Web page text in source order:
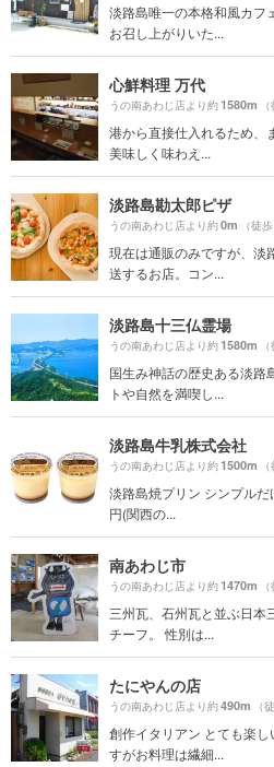
淡路島唯一の本格和風カフ
お召し上がりいた...
心鮮料理 万代
うの南あわじ店より約1580m
港から直接仕入れるため、
美味しく味わえ...
淡路島勘太郎ピザ
うの南あわじ店より約0m （徒
現在は通販のみですが、淡
送するお店。コン...
淡路島十三仏霊場
うの南あわじ店より約1580m
国生み神話の歴史ある淡路
トや自然を満喫し...
淡路島牛乳株式会社
うの南あわじ店より約1500m
淡路島焼プリン シンプル
円(関西の...
南あわじ市
うの南あわじ店より約1470m
三州瓦、石州瓦と並ぶ日本
チーフ。 性別は...
たにやんの店
うの南あわじ店より約490m （
創作イタリアン とても楽
すがお料理は繊細...